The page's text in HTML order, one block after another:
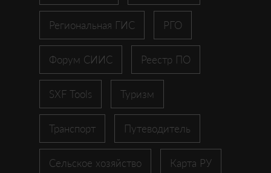
Региональная ГИС РГО
Форум СИИС Реестр ПО
SXF Tools Туризм
Транспорт Путеводитель
Сельское хозяйство Карта РУ